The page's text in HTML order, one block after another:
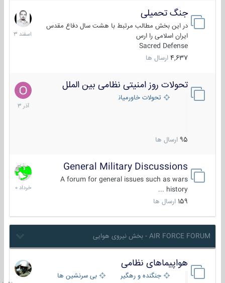
جنگ تحمیلی
در این بخش مطالب مرتبط با هشت سال دفاع مقدس
ایران اسلامی را ارس
Sacred Defense
4,637 ارسال ها
20
اسفند
1403
تحولات روز امنیتی نظامی بین الملل
تحولات خاورمیانه
95 ارسال ها
21
آذر
General Military Discussions
A forum for general issues such as wars
history ...
159 ارسال ها
10
خرداد
AIR FORCE FORUM - بخش نیروی هوایی
هواپیماهای نظامی
جنگنده و رهگیر بی سرنشین ها
جمعه
در